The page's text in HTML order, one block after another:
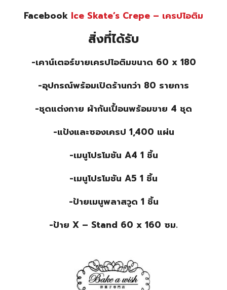
Facebook Ice Skate’s Crepe – เครปไอติม
สิ่งที่ได้รับ
-เคาน์เตอร์ขายเครปไอติมขนาด 60 x 180
-อุปกรณ์พร้อมเปิดร้านกว่า 80 รายการ
-ชุดแต่งกาย ผ้ากันเปื้อนพร้อมขาย 4 ชุด
-แป้งและซองเครป 1,400 แผ่น
-เมนูโปรโมชัน A4 1 ชิ้น
-เมนูโปรโมชัน A5 1 ชิ้น
-ป้ายเมนูพลาสวูด 1 ชิ้น
-ป้าย X – Stand 60 x 160 ซม.